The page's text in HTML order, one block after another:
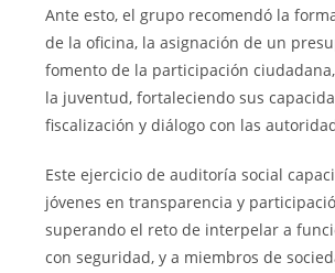
Ante esto, el grupo recomendó la
de la oficina, la asignación de un
fomento de la participación
la juventud, fortaleciendo sus
fiscalización y diálogo con las
Este ejercicio de auditoría social
jóvenes en transparencia y
superando el reto de interpelar a
con seguridad, y a miembros de